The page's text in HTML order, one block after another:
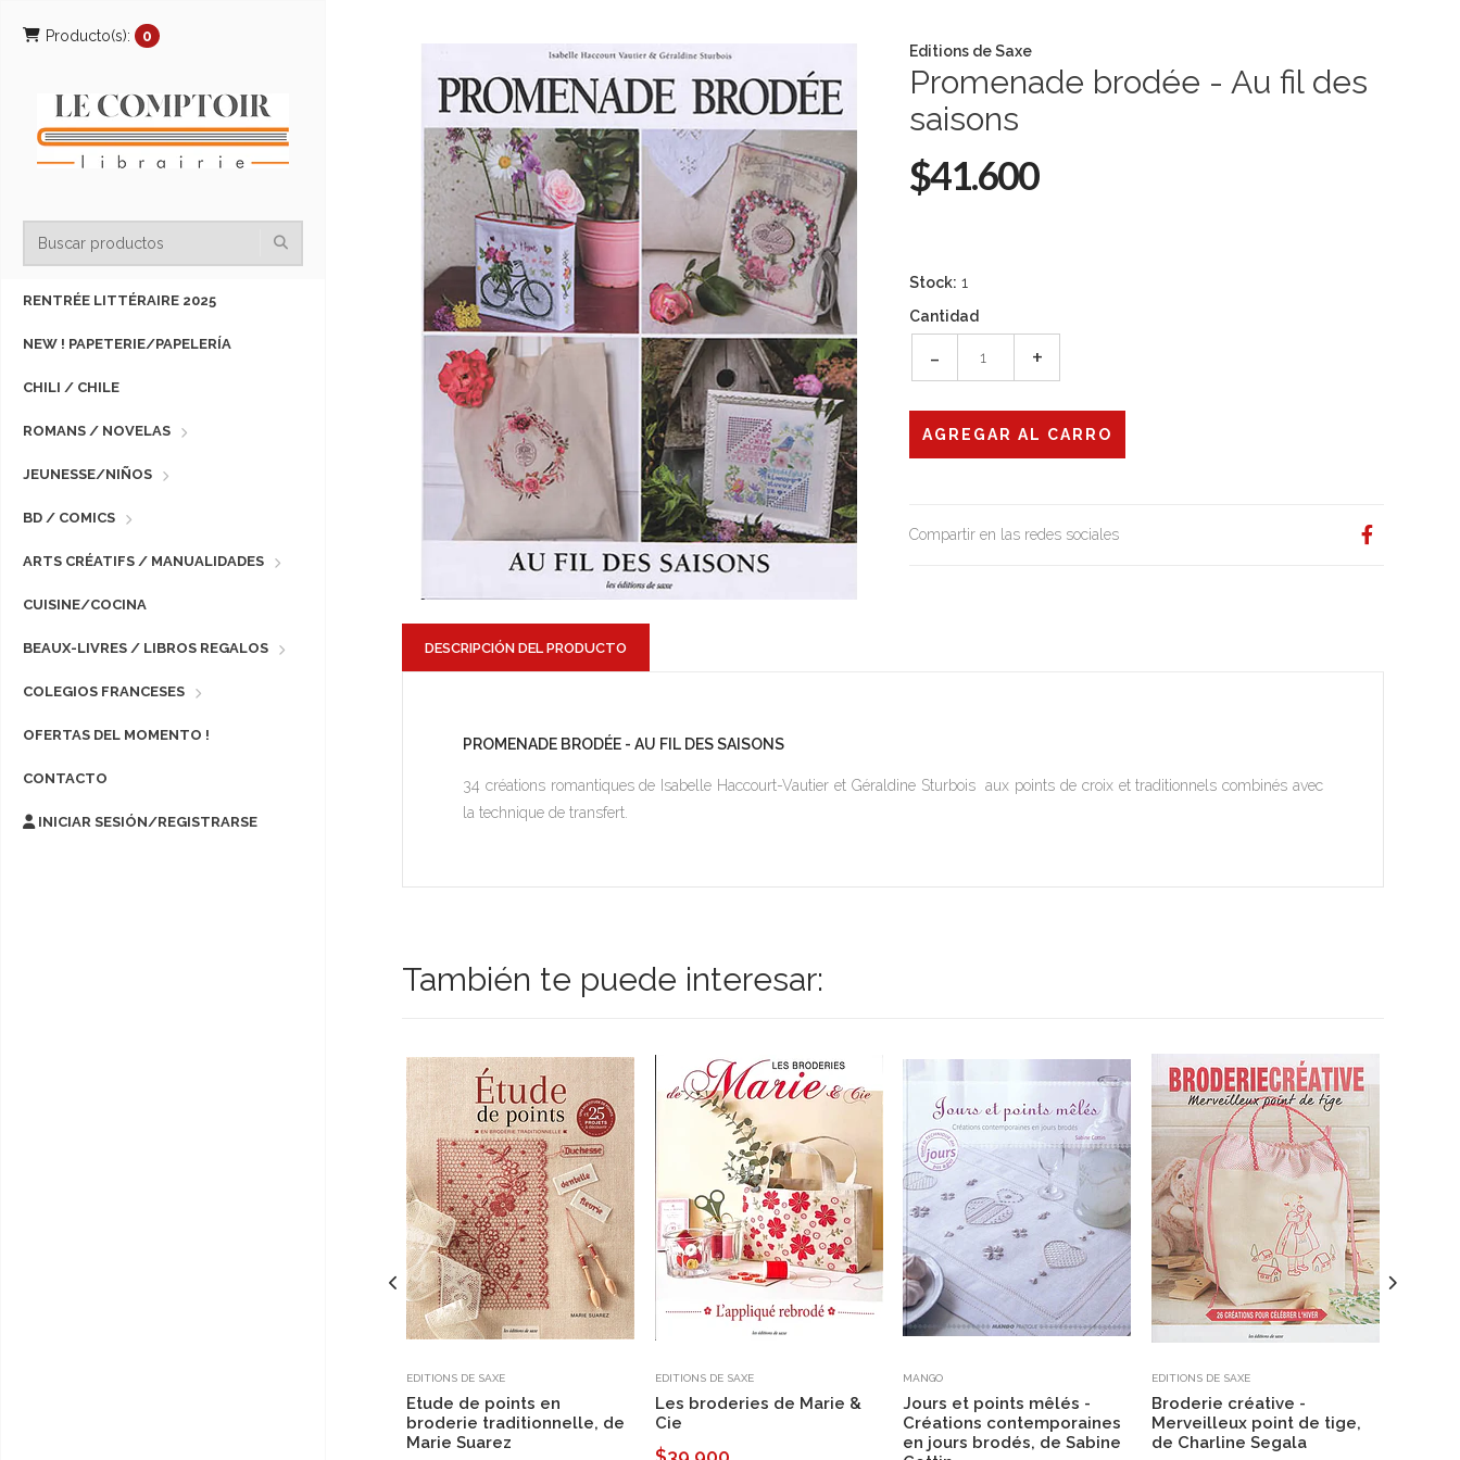
Producto(s): 0
RENTRÉE LITTÉRAIRE 2025
NEW ! PAPETERIE/PAPELERÍA
CHILI / CHILE
ROMANS / NOVELAS
JEUNESSE/NIÑOS
BD / COMICS
ARTS CRÉATIFS / MANUALIDADES
CUISINE/COCINA
BEAUX-LIVRES / LIBROS REGALOS
COLEGIOS FRANCESES
OFERTAS DEL MOMENTO !
CONTACTO
INICIAR SESIÓN/REGISTRARSE
Editions de Saxe
Promenade brodée - Au fil des
saisons
$41.600
Stock: 1
Cantidad
- +
Compartir en las redes sociales
DESCRIPCIÓN DEL PRODUCTO
PROMENADE BRODÉE - AU FIL DES SAISONS
34 créations romantiques de Isabelle Haccourt-Vautier et Géraldine Sturbois aux points de croix et traditionnels combinés avec
la technique de transfert.
También te puede interesar:
EDITIONS DE SAXE
Etude de points en
broderie traditionnelle, de
Marie Suarez
EDITIONS DE SAXE
Les broderies de Marie &
Cie
MANGO
Jours et points mêlés -
Créations contemporaines
en jours brodés, de Sabine
EDITIONS DE SAXE
Broderie créative -
Merveilleux point de tige,
de Charline Segala